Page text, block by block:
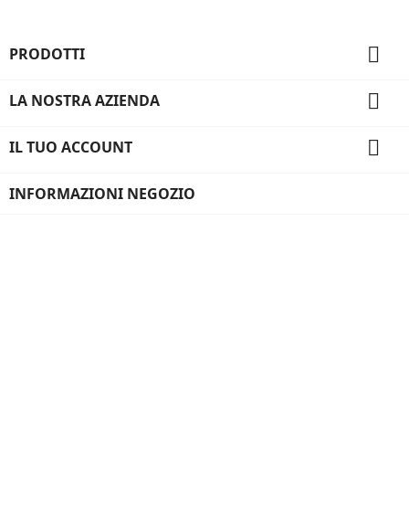
PRODOTTI 
LA NOSTRA AZIENDA 
IL TUO ACCOUNT 
INFORMAZIONI NEGOZIO